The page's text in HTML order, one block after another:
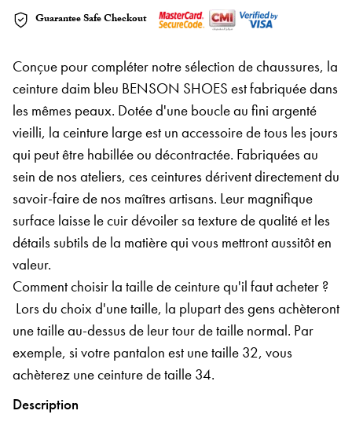
Guarantee Safe Checkout
Conçue pour compléter notre sélection de chaussures, la
ceinture daim bleu BENSON SHOES est fabriquée dans
les mêmes peaux. Dotée d'une boucle au fini argenté
vieilli, la ceinture large est un accessoire de tous les jours
qui peut être habillée ou décontractée. Fabriquées au
sein de nos ateliers, ces ceintures dérivent directement du
savoir-faire de nos maîtres artisans. Leur magnifique
surface laisse le cuir dévoiler sa texture de qualité et les
détails subtils de la matière qui vous mettront aussitôt en
valeur.
Comment choisir la taille de ceinture qu'il faut acheter ?
Lors du choix d'une taille, la plupart des gens achèteront
une taille au-dessus de leur tour de taille normal. Par
exemple, si votre pantalon est une taille 32, vous
achèterez une ceinture de taille 34.
Description